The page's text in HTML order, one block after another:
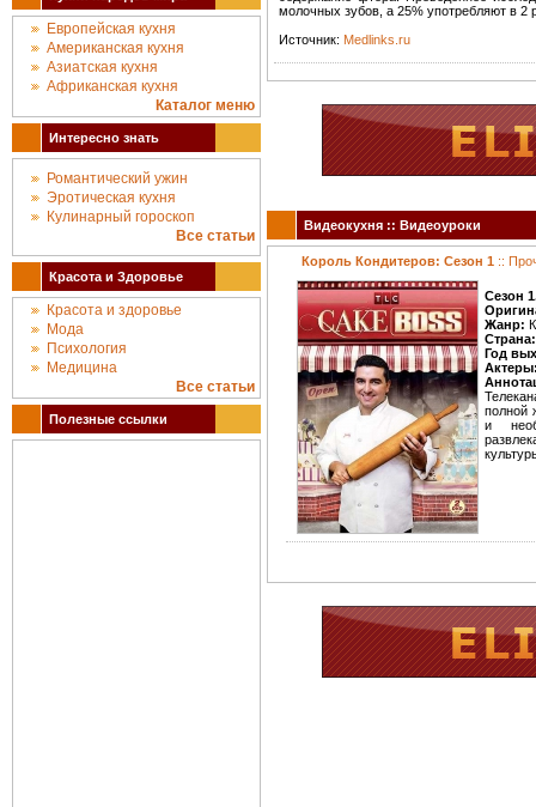
Европейская кухня
Американская кухня
Азиатская кухня
Африканская кухня
Каталог меню
Интересно знать
Романтический ужин
Эротическая кухня
Кулинарный гороскоп
Все статьи
Красота и Здоровье
Красота и здоровье
Мода
Психология
Медицина
Все статьи
Полезные ссылки
молочных зубов, а 25% употребляют в 2
Источник: Medlinks.ru
Видеокухня :: Видеоуроки
Король Кондитеров: Сезон 1 ::
Сезон
Жанр:
Страна:
Год
полной
и